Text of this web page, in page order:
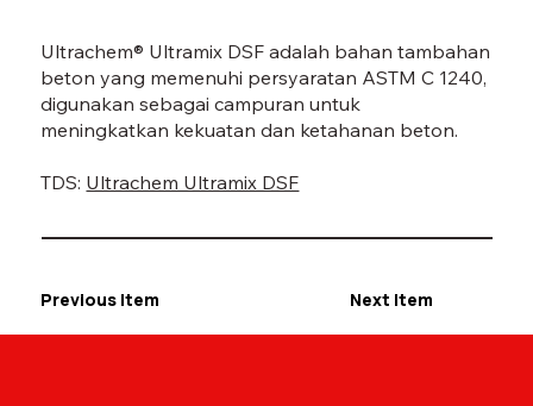
Ultrachem® Ultramix DSF adalah bahan tambahan
beton yang memenuhi persyaratan ASTM C 1240,
digunakan sebagai campuran untuk
meningkatkan kekuatan dan ketahanan beton.
TDS: Ultrachem Ultramix DSF
Previous Item Next Item